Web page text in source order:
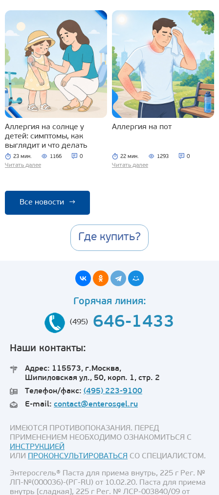
Аллергия на солнце у
детей: симптомы, как
выглядит и что делать
23 мин. 1166 0
Читать далее
Аллергия на пот
22 мин. 1293 0
Читать далее
Все новости →
Где купить?
Горячая линия:
(495) 646-1433
Наши контакты:
Адрес: 115573, г.Москва,
Шипиловская ул., 50, корп. 1, стр. 2
Телефон/факс: (495) 223-9100
E-mail: contact@enterosgel.ru
ИМЕЮТСЯ ПРОТИВОПОКАЗАНИЯ. ПЕРЕД
ПРИМЕНЕНИЕМ НЕОБХОДИМО ОЗНАКОМИТЬСЯ С
ИНСТРУКЦИЕЙ
ИЛИ ПРОКОНСУЛЬТИРОВАТЬСЯ СО СПЕЦИАЛИСТОМ.
Энтеросгель® Паста для приема внутрь, 225 г Рег. №
ЛП-№(000036)-(РГ-RU) от 10.02.20. Паста для приема
внутрь [сладкая], 225 г Рег. № ЛСР-003840/09 от